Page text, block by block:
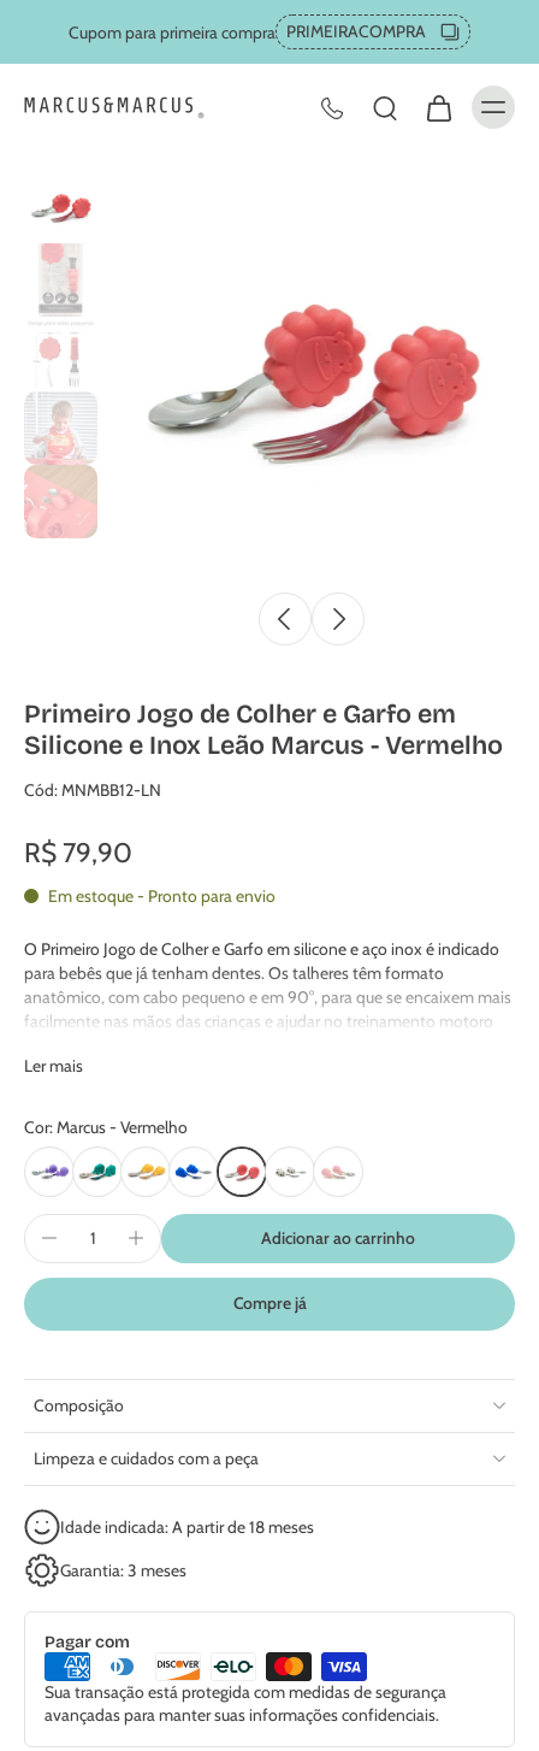
Cupom para primeira compra PRIMEIRACOMPRA
Primeiro Jogo de Colher e Garfo em
Silicone e Inox Leão Marcus - Vermelho
Cód: MNMBB12-LN
R$ 79,90
Em estoque - Pronto para envio
O Primeiro Jogo de Colher e Garfo em silicone e aço inox é indicado
para bebês que já tenham dentes. Os talheres têm formato
anatômico, com cabo pequeno e em 90°, para que se encaixem mais
facilmente nas mãos das crianças e ajudar no treinamento motoro
arredondadas para não machucar as gengivas das crianças.
Ler mais
Cor: Marcus - Vermelho
Adicionar ao carrinho
Compre já
Composição
Limpeza e cuidados com a peça
Idade indicada: A partir de 18 meses
Garantia: 3 meses
Pagar com
Sua transação está protegida com medidas de segurança
avançadas para manter suas informações confidenciais.